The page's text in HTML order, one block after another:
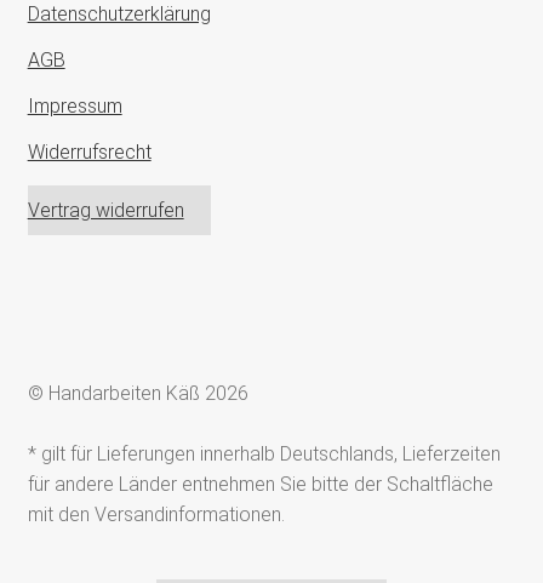
Datenschutzerklärung
AGB
Impressum
Widerrufsrecht
Vertrag widerrufen
© Handarbeiten Käß 2026
* gilt für Lieferungen innerhalb Deutschlands, Lieferzeiten
für andere Länder entnehmen Sie bitte der Schaltfläche
mit den Versandinformationen.